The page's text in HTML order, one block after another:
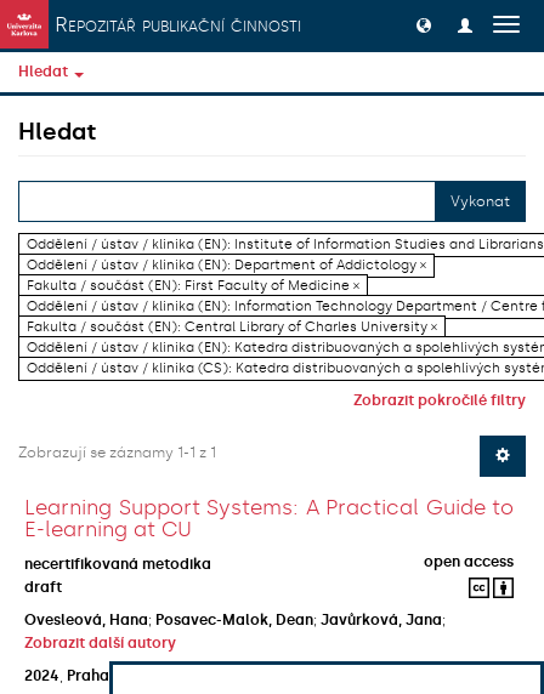
Přeskočit na obsah
Repozitář publikační činnosti
Hledat
Hledat
Vykonat
Oddělení / ústav / klinika (EN): Institute of Information Studies and
Oddělení / ústav / klinika (EN): Department of Addictology ×
Fakulta / součást (EN): First Faculty of Medicine ×
Oddělení / ústav / klinika (EN): Information Technology Department / Centre
Fakulta / součást (EN): Central Library of Charles University ×
Oddělení / ústav / klinika (EN): Katedra distribuovaných a spolehlivých
Oddělení / ústav / klinika (CS): Katedra distribuovaných a spolehlivých
Zobrazit pokročilé filtry
Zobrazují se záznamy 1-1 z 1
Learning Support Systems: A Practical Guide to
E-learning at CU
necertifikovaná metodika
open access
draft
Ovesleová, Hana; Posavec-Malok, Dean; Javůrková, Jana;
Zobrazit další autory
2024
Praha